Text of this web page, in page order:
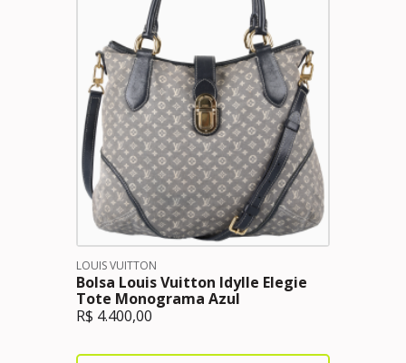
LOUIS VUITTON
Bolsa Louis Vuitton Idylle Elegie
Tote Monograma Azul
R$ 4.400,00